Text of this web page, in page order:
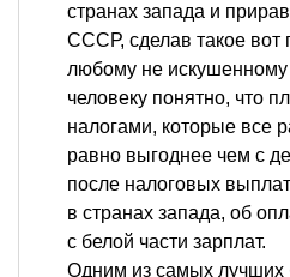
странах запада и
СССР, сделав такое вот
любому не искушенному
человеку понятно, что
налогами, которые все
равно выгоднее чем с
после налоговых
в странах запада, об
с белой части зарплат.
Одним из самых лучших